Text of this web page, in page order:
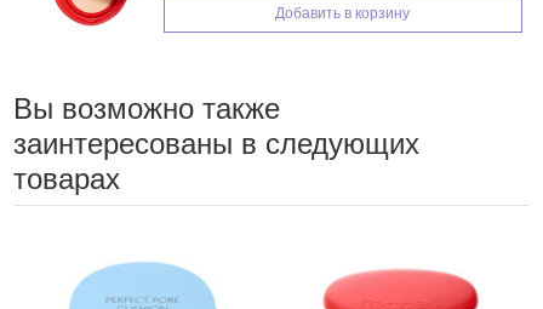
Добавить в корзину
Вы возможно также
заинтересованы в следующих
товарах